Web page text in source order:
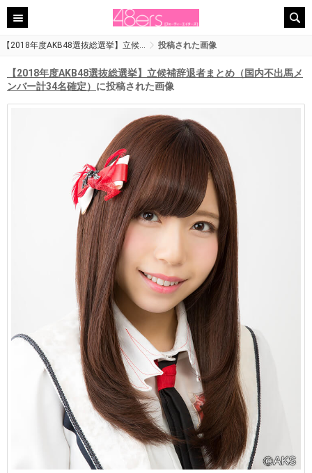
【2018年度AKB48選抜総選挙】立候… 投稿された画像
【2018年度AKB48選抜総選挙】立候補辞退者まとめ（国内不出馬メ
ンバー計34名確定） に投稿された画像